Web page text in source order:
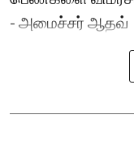
- அமைச்சர் ஆதவ்